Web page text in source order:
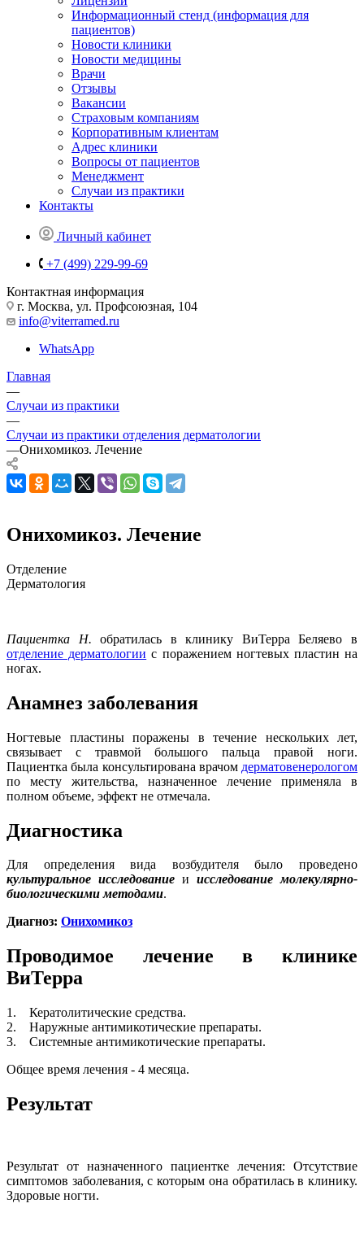
Информационный стенд (информация для
пациентов)
Новости клиники
Новости медицины
Врачи
Отзывы
Вакансии
Страховым компаниям
Корпоративным клиентам
Адрес клиники
Вопросы от пациентов
Менеджмент
Случаи из практики
Контакты
Личный кабинет
+7 (499) 229-99-69
Контактная информация
г. Москва, ул. Профсоюзная, 104
info@viterramed.ru
WhatsApp
Главная
—
Случаи из практики
—
Случаи из практики отделения дерматологии
—Онихомикоз. Лечение
Онихомикоз. Лечение
Отделение
Дерматология
Пациентка Н. обратилась в клинику ВиТерра Беляево в
отделение дерматологии с поражением ногтевых пластин на
ногах.
Анамнез заболевания
Ногтевые пластины поражены в течение нескольких лет,
связывает с травмой большого пальца правой ноги.
Пациентка была консультирована врачом дерматовенерологом
по месту жительства, назначенное лечение применяла в
полном объеме, эффект не отмечала.
Диагностика
Для определения вида возбудителя было проведено
культуральное исследование и исследование молекулярно-
биологическими методами.
Диагноз: Онихомикоз
Проводимое лечение в клинике
ВиТерра
1. Кератолитические средства.
2. Наружные антимикотические препараты.
3. Системные антимикотические препараты.
Общее время лечения - 4 месяца.
Результат
Результат от назначенного пациентке лечения: Отсутствие
симптомов заболевания, с которым она обратилась в клинику.
Здоровые ногти.